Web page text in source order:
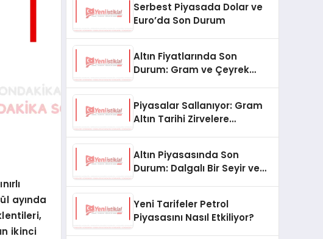
ayında
ikinci
Serbest Piyasada Dolar ve
Euro’da Son Durum
Altın Fiyatlarında Son
Durum: Gram ve Çeyrek
Piyasalar Sallanıyor: Gram
Altın Tarihi Zirvelere
Altın Piyasasında Son
Durum: Dalgalı Bir Seyir ve
Yeni Tarifeler Petrol
Piyasasını Nasıl Etkiliyor?